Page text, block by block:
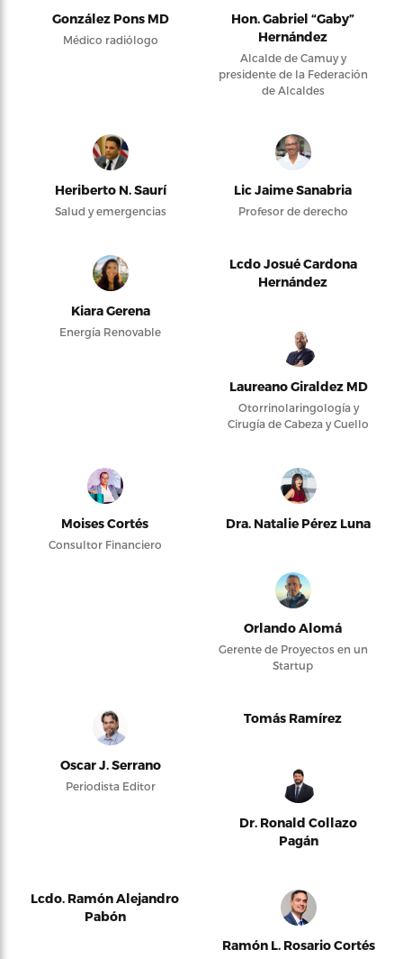
González Pons MD
Médico radiólogo
Hon. Gabriel “Gaby”
Hernández
Alcalde de Camuy y
presidente de la Federación
de Alcaldes
Heriberto N. Saurí
Salud y emergencias
Lic Jaime Sanabria
Profesor de derecho
Kiara Gerena
Energía Renovable
Lcdo Josué Cardona
Hernández
Laureano Giraldez MD
Otorrinolaringología y
Cirugía de Cabeza y Cuello
Moises Cortés
Consultor Financiero
Dra. Natalie Pérez Luna
Orlando Alomá
Gerente de Proyectos en un
Startup
Oscar J. Serrano
Periodista Editor
Tomás Ramírez
Dr. Ronald Collazo
Pagán
Lcdo. Ramón Alejandro
Pabón
Ramón L. Rosario Cortés